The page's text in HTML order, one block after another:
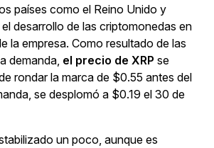
países como el Reino Unido y
desarrollo de las criptomonedas en
la empresa. Como resultado de las
demanda, el precio de XRP se
rondar la marca de $0.55 antes del
se desplomó a $0.19 el 30 de
un poco, aunque es